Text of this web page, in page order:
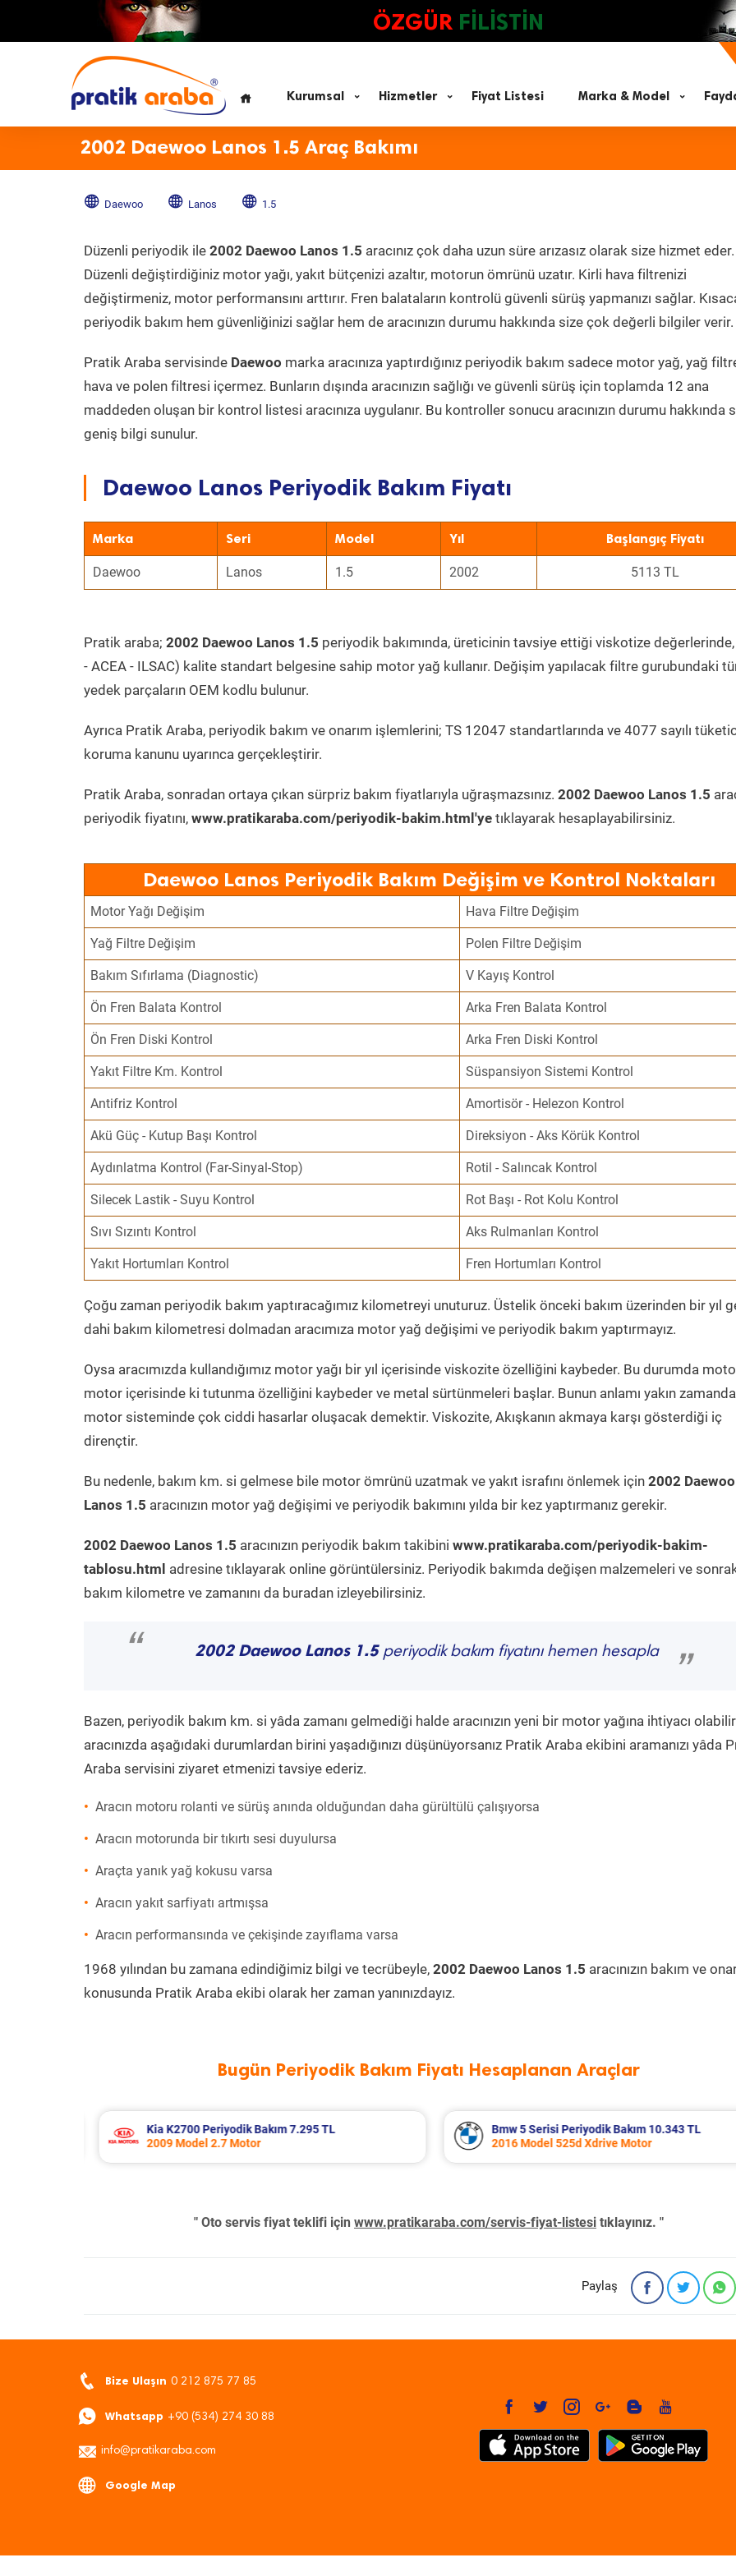
ÖZGÜR FİLİSTİN
Kurumsal Hizmetler Fiyat Listesi Marka & Model
2002 Daewoo Lanos 1.5 Araç Bakımı
Daewoo Lanos 1.5
Düzenli periyodik ile 2002 Daewoo Lanos 1.5 aracınız çok daha uzun süre arızasız olarak size hizmet eder.
Düzenli değiştirdiğiniz motor yağı, yakıt bütçenizi azaltır, motorun ömrünü uzatır. Kirli hava filtrenizi
değiştirmeniz, motor performansını arttırır. Fren balataların kontrolü güvenli sürüş yapmanızı sağlar.
periyodik bakım hem güvenliğinizi sağlar hem de aracınızın durumu hakkında size çok değerli bilgiler verir.
Pratik Araba servisinde Daewoo marka aracınıza yaptırdığınız periyodik bakım sadece motor yağ, yağ
hava ve polen filtresi içermez. Bunların dışında aracınızın sağlığı ve güvenli sürüş için toplamda 12 ana
maddeden oluşan bir kontrol listesi aracınıza uygulanır. Bu kontroller sonucu aracınızın durumu hakkında
geniş bilgi sunulur.
Daewoo Lanos Periyodik Bakım Fiyatı
Marka Seri Model Yıl Başlangıç Fiyatı
Daewoo Lanos 1.5 2002 5113 TL
Pratik araba; 2002 Daewoo Lanos 1.5 periyodik bakımında, üreticinin tavsiye ettiği viskotize
- ACEA - ILSAC) kalite standart belgesine sahip motor yağ kullanır. Değişim yapılacak filtre gurubundaki
yedek parçaların OEM kodlu bulunur.
Ayrıca Pratik Araba, periyodik bakım ve onarım işlemlerini; TS 12047 standartlarında ve 4077 sayılı
koruma kanunu uyarınca gerçekleştirir.
Pratik Araba, sonradan ortaya çıkan sürpriz bakım fiyatlarıyla uğraşmazsınız. 2002 Daewoo Lanos 1.5
periyodik fiyatını, www.pratikaraba.com/periyodik-bakim.html'ye tıklayarak hesaplayabilirsiniz.
Daewoo Lanos Periyodik Bakım Değişim ve Kontrol Noktaları
Motor Yağı Değişim Hava Filtre Değişim
Yağ Filtre Değişim Polen Filtre Değişim
Bakım Sıfırlama (Diagnostic) V Kayış Kontrol
Ön Fren Balata Kontrol Arka Fren Balata Kontrol
Ön Fren Diski Kontrol Arka Fren Diski Kontrol
Yakıt Filtre Km. Kontrol Süspansiyon Sistemi Kontrol
Antifriz Kontrol Amortisör - Helezon Kontrol
Akü Güç - Kutup Başı Kontrol Direksiyon - Aks Körük Kontrol
Aydınlatma Kontrol (Far-Sinyal-Stop) Rotil - Salıncak Kontrol
Silecek Lastik - Suyu Kontrol Rot Başı - Rot Kolu Kontrol
Sıvı Sızıntı Kontrol Aks Rulmanları Kontrol
Yakıt Hortumları Kontrol Fren Hortumları Kontrol
Çoğu zaman periyodik bakım yaptıracağımız kilometreyi unuturuz. Üstelik önceki bakım üzerinden bir yıl
dahi bakım kilometresi dolmadan aracımıza motor yağ değişimi ve periyodik bakım yaptırmayız.
Oysa aracımızda kullandığımız motor yağı bir yıl içerisinde viskozite özelliğini kaybeder. Bu durumda
motor içerisinde ki tutunma özelliğini kaybeder ve metal sürtünmeleri başlar. Bunun anlamı yakın zamanda
motor sisteminde çok ciddi hasarlar oluşacak demektir. Viskozite, Akışkanın akmaya karşı gösterdiği iç
dirençtir.
Bu nedenle, bakım km. si gelmese bile motor ömrünü uzatmak ve yakıt israfını önlemek için 2002 Daewoo
Lanos 1.5 aracınızın motor yağ değişimi ve periyodik bakımını yılda bir kez yaptırmanız gerekir.
2002 Daewoo Lanos 1.5 aracınızın periyodik bakım takibini www.pratikaraba.com/periyodik-bakim-
tablosu.html adresine tıklayarak online görüntülersiniz. Periyodik bakımda değişen malzemeleri ve
bakım kilometre ve zamanını da buradan izleyebilirsiniz.
“ 2002 Daewoo Lanos 1.5periyodik bakım fiyatını hemen hesapla
”
Bazen, periyodik bakım km. si yâda zamanı gelmediği halde aracınızın yeni bir motor yağına ihtiyacı
aracınızda aşağıdaki durumlardan birini yaşadığınızı düşünüyorsanız Pratik Araba ekibini aramanızı yâda
Araba servisini ziyaret etmenizi tavsiye ederiz.
Aracın motoru rolanti ve sürüş anında olduğundan daha gürültülü çalışıyorsa
Aracın motorunda bir tıkırtı sesi duyulursa
Araçta yanık yağ kokusu varsa
Aracın yakıt sarfiyatı artmışsa
Aracın performansında ve çekişinde zayıflama varsa
1968 yılından bu zamana edindiğimiz bilgi ve tecrübeyle, 2002 Daewoo Lanos 1.5 aracınızın bakım ve
konusunda Pratik Araba ekibi olarak her zaman yanınızdayız.
Bugün Periyodik Bakım Fiyatı Hesaplanan Araçlar
Bmw 5 Serisi Periyodik Bakım 10.343 TL
2016 Model 525d Xdrive Motor
Audi A5 Periyodik Bakım 12.315 TL
2024 Model 40 Tdi Quattro Motor
" Oto servis fiyat teklifi için www.pratikaraba.com/servis-fiyat-listesi tıklayınız. "
Paylaş
Bize Ulaşın 0 212 875 77 85
Whatsapp +90 (534) 274 30 88
info@pratikaraba.com
Google Map